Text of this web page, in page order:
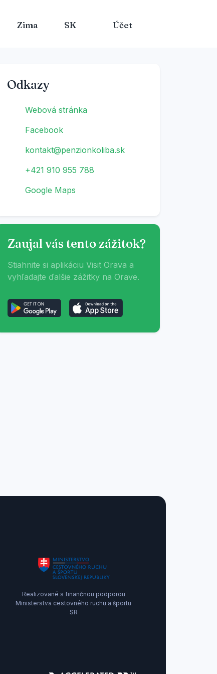
Zima SK Účet
Odkazy
Webová stránka
Facebook
kontakt@penzionkoliba.sk
+421 910 955 788
Google Maps
Zaujal vás tento zážitok?
Stiahnite si aplikáciu Visit Orava a
vyhľadajte ďalšie zážitky na Orave.
Realizované s finančnou podporou
Ministerstva cestovného ruchu a športu
SR